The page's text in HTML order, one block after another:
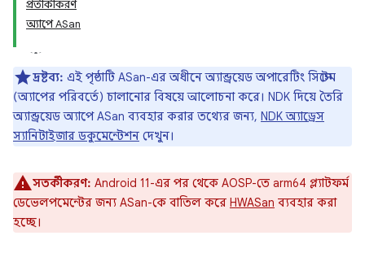
প্রতীকীকরণ
অ্যাপে ASan
দ্রষ্টব্য: এই পৃষ্ঠাটি ASan-এর অধীনে অ্যান্ড্রয়েড অপারেটিং সিস্টেম
(অ্যাপের পরিবর্তে) চালানোর বিষয়ে আলোচনা করে। NDK দিয়ে তৈরি
অ্যান্ড্রয়েড অ্যাপে ASan ব্যবহার করার তথ্যের জন্য, NDK অ্যাড্রেস
স্যানিটাইজার ডকুমেন্টেশন দেখুন।
সতর্কীকরণ: Android 11-এর পর থেকে AOSP-তে arm64 প্ল্যাটফর্ম
ডেভেলপমেন্টের জন্য ASan-কে বাতিল করে HWASan ব্যবহার করা
হচ্ছে।